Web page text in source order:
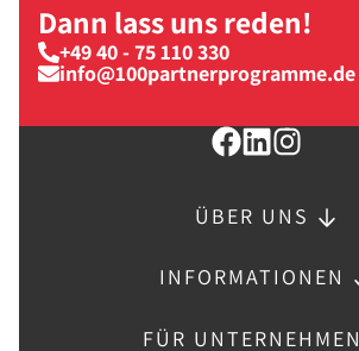
Dann lass uns reden!
+49 40 - 75 110 330
info@100partnerprogramme.de
ÜBER UNS
INFORMATIONEN
FÜR UNTERNEHMEN